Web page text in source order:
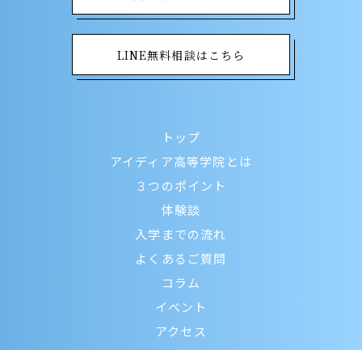
LINE無料相談はこちら
トップ
アイディア高等学院とは
３つのポイント
体験談
入学までの流れ
よくあるご質問
コラム
イベント
アクセス